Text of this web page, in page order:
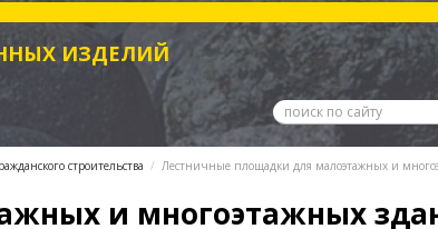
ИЗДЕЛИЙ
строительства Лестничные площадки для малоэтажных и
и многоэтажных